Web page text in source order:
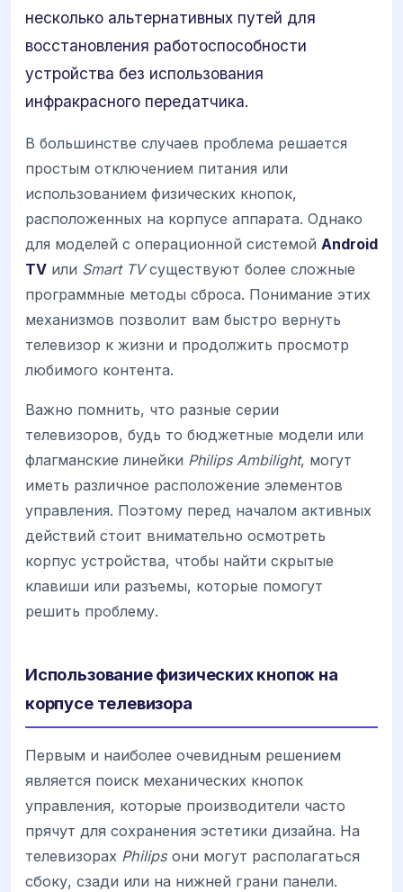
несколько альтернативных путей для
восстановления работоспособности
устройства без использования
инфракрасного передатчика.
В большинстве случаев проблема решается
простым отключением питания или
использованием физических кнопок,
расположенных на корпусе аппарата. Однако
для моделей с операционной системой Android
TV или Smart TVсуществуют более сложные
программные методы сброса. Понимание этих
механизмов позволит вам быстро вернуть
телевизор к жизни и продолжить просмотр
любимого контента.
Важно помнить, что разные серии
телевизоров, будь то бюджетные модели или
флагманские линейки Philips Ambilight, могут
иметь различное расположение элементов
управления. Поэтому перед началом активных
действий стоит внимательно осмотреть
корпус устройства, чтобы найти скрытые
клавиши или разъемы, которые помогут
решить проблему.
Использование физических кнопок на
корпусе телевизора
Первым и наиболее очевидным решением
является поиск механических кнопок
управления, которые производители часто
прячут для сохранения эстетики дизайна. На
телевизорах Philipsони могут располагаться
сбоку, сзади или на нижней грани панели.